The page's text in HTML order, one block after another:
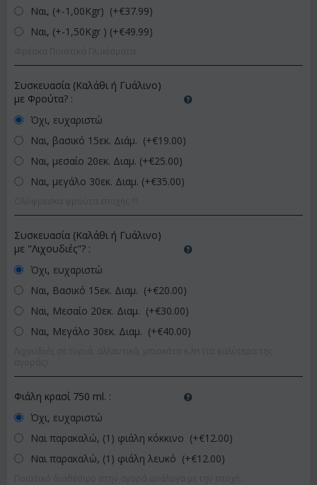
Ναι, (+-1,00Kgr) (+€37.99)
Ναι, (+-1,50Kgr ) (+€49.99)
Συσκευασία (Καλάθι ή Γυάλινο)
με Φρούτα? :
Όχι, ευχαριστώ
Ναι, βασικό 15εκ. Διάμ. (+€19.00)
Ναι, μεσαίο 20εκ. Διαμ. (+€25.00)
Ναι, μεγάλο 30εκ. Διαμ. (+€35.00)
Συσκευασία (Καλάθι ή Γυάλινο)
με "Λιχουδιές"? :
Όχι, ευχαριστώ
Ναι, Βασικό 15εκ. Διαμ. (+€20.00)
Ναι, Μεσαίο 20εκ. Διαμ. (+€30.00)
Ναι, Μεγάλο 30εκ. Διαμ. (+€40.00)
Φιάλη κρασί 750 ml. :
Όχι, ευχαριστώ
Ναι παρακαλώ, (1) φιάλη κόκκινο (+€12.00)
Ναι παρακαλώ, (1) φιάλη λευκό (+€12.00)